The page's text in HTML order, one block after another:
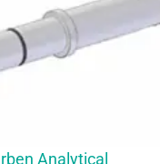
Analytical